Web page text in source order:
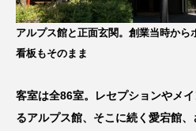
アルプス館と正面玄関。創業当時から
看板もそのまま
客室は全86室。レセプションやメ
るアルプス館、そこに続く愛宕館